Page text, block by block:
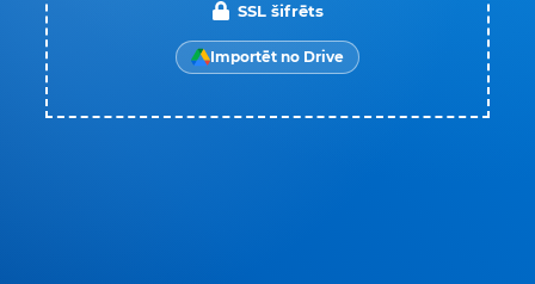
SSL šifrēts
Importēt no Drive